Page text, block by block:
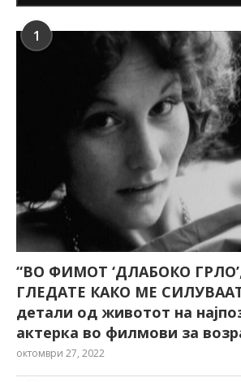
1
“ВО ФИМОТ ‘ДЛАБОКО
ГЛЕДАТЕ КАКО МЕ
детали од животот на
актерка во филмови за
октомври 27, 2022